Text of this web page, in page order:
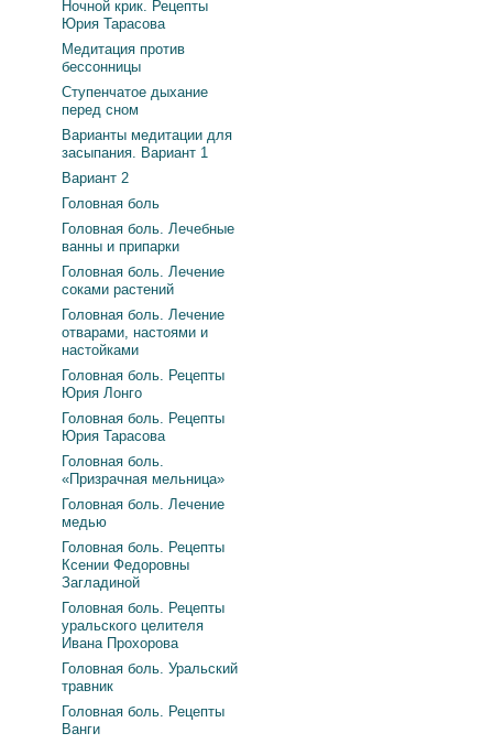
Ночной крик. Рецепты
Юрия Тарасова
Медитация против
бессонницы
Ступенчатое дыхание
перед сном
Варианты медитации для
засыпания. Вариант 1
Вариант 2
Головная боль
Головная боль. Лечебные
ванны и припарки
Головная боль. Лечение
соками растений
Головная боль. Лечение
отварами, настоями и
настойками
Головная боль. Рецепты
Юрия Лонго
Головная боль. Рецепты
Юрия Тарасова
Головная боль.
«Призрачная мельница»
Головная боль. Лечение
медью
Головная боль. Рецепты
Ксении Федоровны
Загладиной
Головная боль. Рецепты
уральского целителя
Ивана Прохорова
Головная боль. Уральский
травник
Головная боль. Рецепты
Ванги